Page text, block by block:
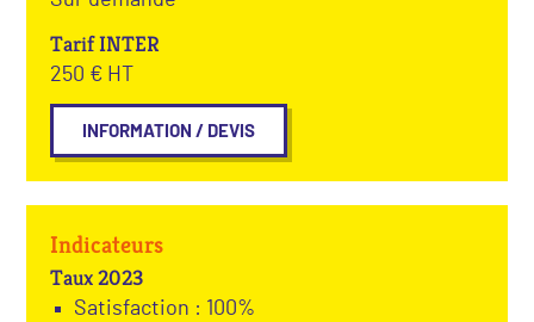
Tarif INTER
250 € HT
INFORMATION / DEVIS
Indicateurs
Taux 2023
Satisfaction : 100%